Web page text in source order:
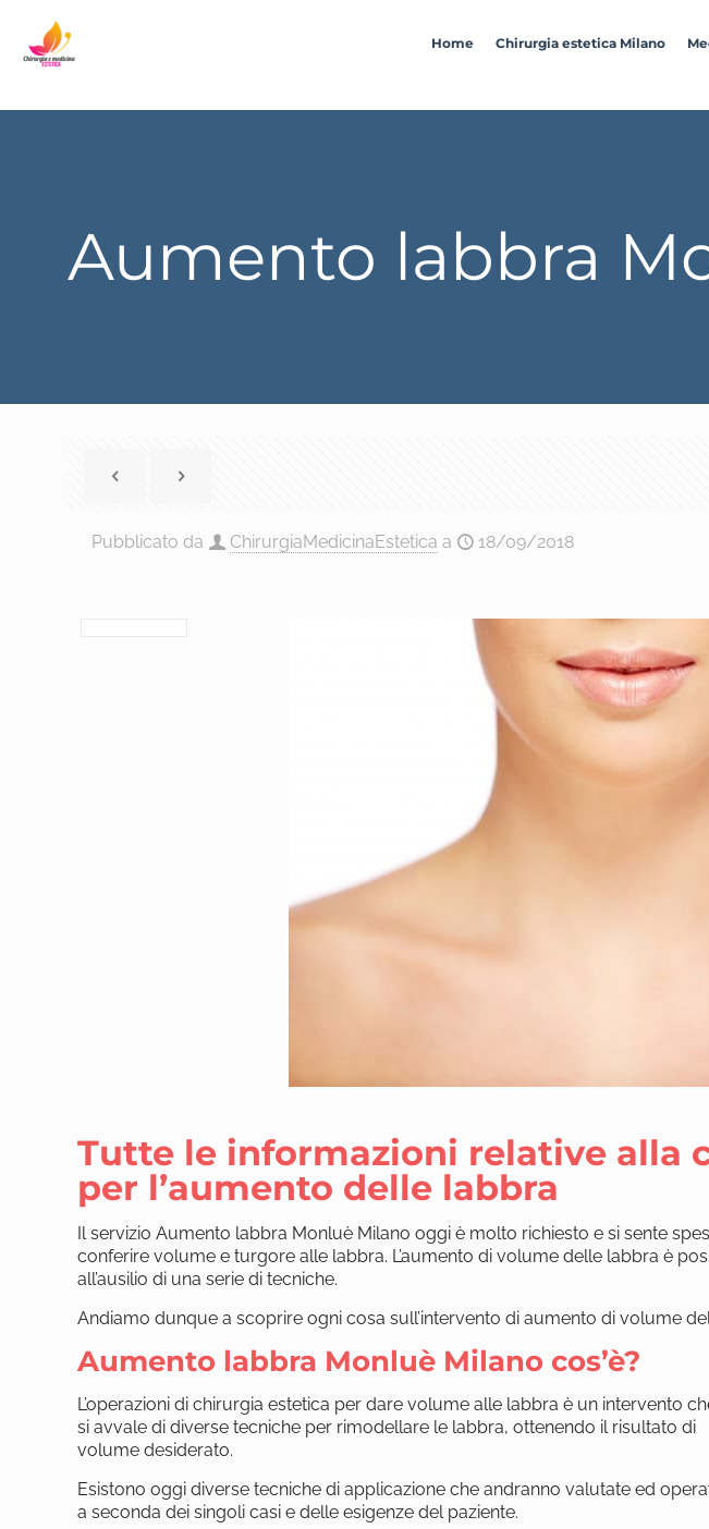
Home Chirurgia estetica Milano
Aumento labbra
Pubblicato da ChirurgiaMedicinaEstetica a 18/09/2018
Tutte le informazioni relative alla
per l’aumento delle labbra
Il servizio Aumento labbra Monluè Milano oggi è molto richiesto e si sente
conferire volume e turgore alle labbra. L’aumento di volume delle labbra è
all’ausilio di una serie di tecniche.
Andiamo dunque a scoprire ogni cosa sull’intervento di aumento di volume
Aumento labbra Monluè Milano cos’è?
L’operazioni di chirurgia estetica per dare volume alle labbra è un intervento
si avvale di diverse tecniche per rimodellare le labbra, ottenendo il risultato di
volume desiderato.
Esistono oggi diverse tecniche di applicazione che andranno valutate ed
a seconda dei singoli casi e delle esigenze del paziente.